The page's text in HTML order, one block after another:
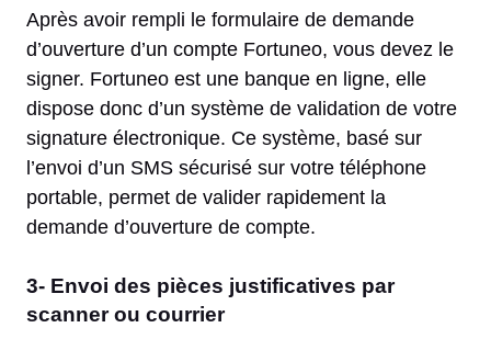
Après avoir rempli le formulaire de demande
d’ouverture d’un compte Fortuneo, vous devez le
signer. Fortuneo est une banque en ligne, elle
dispose donc d’un système de validation de votre
signature électronique. Ce système, basé sur
l’envoi d’un SMS sécurisé sur votre téléphone
portable, permet de valider rapidement la
demande d’ouverture de compte.
3- Envoi des pièces justificatives par
scanner ou courrier